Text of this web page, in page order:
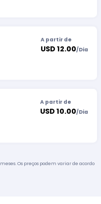
A partir de
USD 12.00/Dia
A partir de
USD 10.00/Dia
Os preços podem variar de acordo